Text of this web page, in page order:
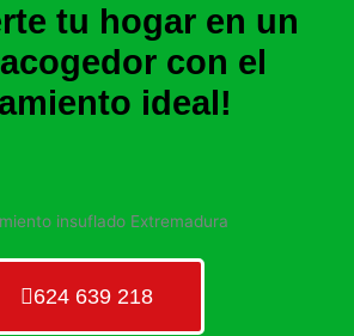
tu hogar en un
con el
ideal!
624 639 218